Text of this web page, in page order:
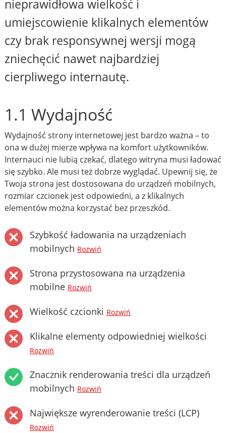
nieprawidłowa wielkość i
umiejscowienie klikalnych elementów
czy brak responsywnej wersji mogą
zniechęcić nawet najbardziej
cierpliwego internautę.
1.1 Wydajność
Wydajność strony internetowej jest bardzo ważna – to
ona w dużej mierze wpływa na komfort użytkowników.
Internauci nie lubią czekać, dlatego witryna musi ładować
się szybko. Ale musi też dobrze wyglądać. Upewnij się, że
Twoja strona jest dostosowana do urządzeń mobilnych,
rozmiar czcionek jest odpowiedni, a z klikalnych
elementów można korzystać bez przeszkód.
Szybkość ładowania na urządzeniach
mobilnych Rozwiń
Strona przystosowana na urządzenia
mobilne Rozwiń
Wielkość czcionki Rozwiń
Klikalne elementy odpowiedniej wielkości
Rozwiń
Znacznik renderowania treści dla urządzeń
mobilnych Rozwiń
Największe wyrenderowanie treści (LCP)
Rozwiń